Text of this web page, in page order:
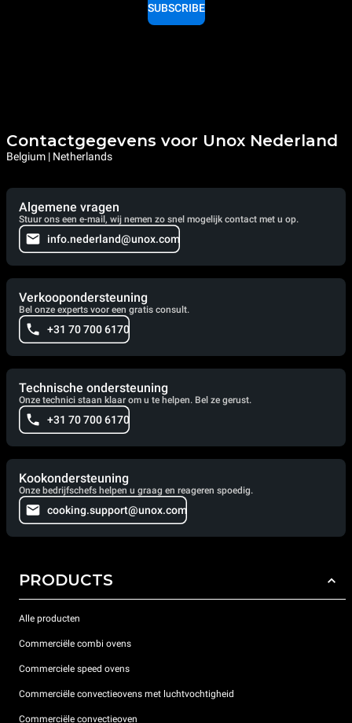
SUBSCRIBE
Contactgegevens voor Unox Nederland
Belgium | Netherlands
Algemene vragen
Stuur ons een e-mail, wij nemen zo snel mogelijk contact met u op.
info.nederland@unox.com
Verkoopondersteuning
Bel onze experts voor een gratis consult.
+31 70 700 6170
Technische ondersteuning
Onze technici staan klaar om u te helpen. Bel ze gerust.
+31 70 700 6170
Kookondersteuning
Onze bedrijfschefs helpen u graag en reageren spoedig.
cooking.support@unox.com
PRODUCTS
Alle producten
Commerciële combi ovens
Commerciele speed ovens
Commerciële convectieovens met luchtvochtigheid
Commerciële convectieoven